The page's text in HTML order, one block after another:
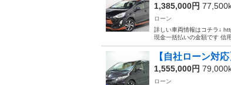
1,385,000円
ローン
詳しい車両情報はコチラ↓
現金一括払いの金額です 信
【自社ローン
1,555,000円
ローン